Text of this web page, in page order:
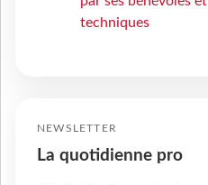
techniques
NEWSLETTER
La quotidienne pro